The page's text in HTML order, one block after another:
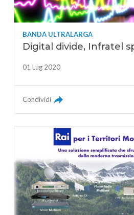
BANDA ULTRALARGA
Digital divide, Infratel
01 Lug 2020
Condividi